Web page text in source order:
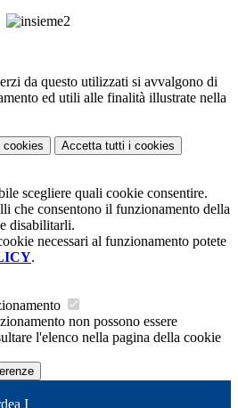
da questo utilizzati si avvalgono di
ed utili alle finalità illustrate nella
cookies Accetta tutti i cookies
scegliere quali cookie consentire.
che consentono il funzionamento della
disabilitarli.
necessari al funzionamento potete
.
non possono essere
l'elenco nella pagina della cookie
I